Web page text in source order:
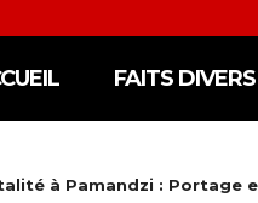
FAITS DIVERS
à Pamandzi : Portage